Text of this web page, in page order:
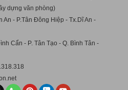
dựng văn phòng)
An - P.Tân Đông Hiệp - Tx.Dĩ An -
Cẩn - P. Tân Tạo - Q. Bình Tân -